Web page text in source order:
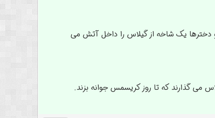
و دخترها یک شاخه از گیلاس را داخل آتش می